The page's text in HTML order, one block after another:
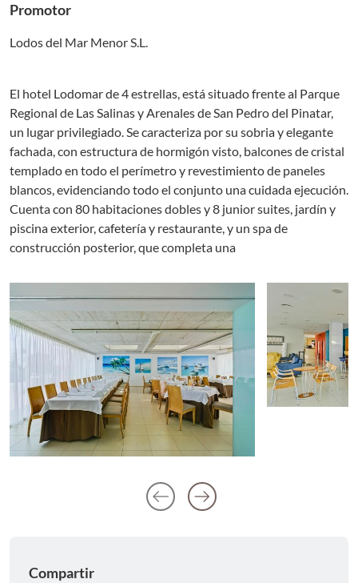
Promotor
Lodos del Mar Menor S.L.
El hotel Lodomar de 4 estrellas, está situado frente al Parque
Regional de Las Salinas y Arenales de San Pedro del Pinatar,
un lugar privilegiado. Se caracteriza por su sobria y elegante
fachada, con estructura de hormigón visto, balcones de cristal
templado en todo el perímetro y revestimiento de paneles
blancos, evidenciando todo el conjunto una cuidada ejecución.
Cuenta con 80 habitaciones dobles y 8 junior suites, jardín y
piscina exterior, cafetería y restaurante, y un spa de
construcción posterior, que completa una
Anterior
arrow_left_alt
Siguiente
arrow_right_alt
Compartir